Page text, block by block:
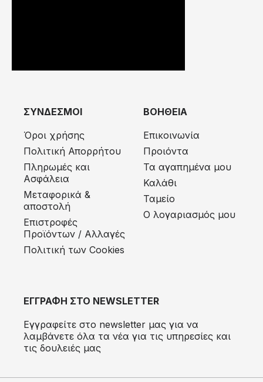
ΣΥΝΔΕΣΜΟΙ
Όροι χρήσης
Πολιτική Απορρήτου
Πληρωμές και
Ασφάλεια
Μεταφορικά &
αποστολή
Eπιστροφές
Προϊόντων / Αλλαγές
Πολιτική των Cookies
ΒΟΗΘΕΙΑ
Επικοινωνία
Προιόντα
Τα αγαπημένα μου
Καλάθι
Ταμείο
Ο λογαριασμός μου
ΕΓΓΡΑΦΗ ΣΤΟ NEWSLETTER
Εγγραφείτε στο newsletter μας για να
λαμβάνετε όλα τα νέα για τις υπηρεσίες και
τις δουλειές μας